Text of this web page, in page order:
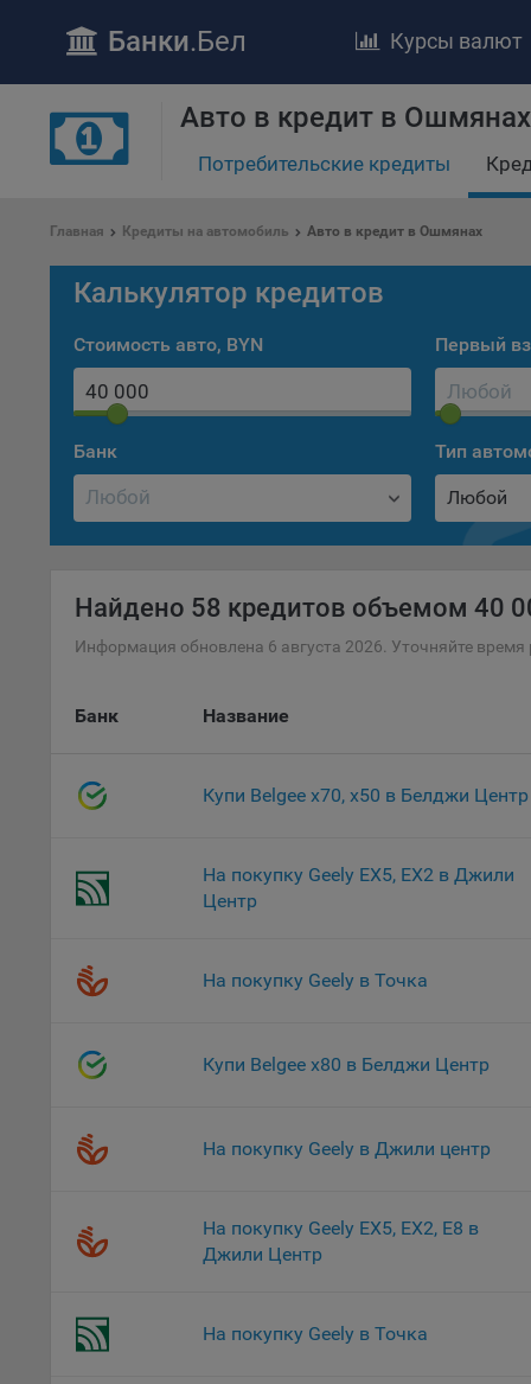
Банки.Бел Курсы валют
Авто в кредит в Ошмянах
Потребительские кредиты
Главная Кредиты на автомобиль Авто в кредит в Ошмянах
Калькулятор кредитов
Стоимость авто, BYN Первый
Банк Тип
Любой
Найдено 58 кредитов объемом 40
Информация обновлена 6 августа 2026. Уточняйте время
Банк Название
Купи Belgee х70, х50 в Белджи Центр
На покупку Geely EX5, EX2 в Джили
Центр
На покупку Geely в Точка
Купи Belgee х80 в Белджи Центр
На покупку Geely в Джили центр
На покупку Geely EX5, EX2, E8 в
Джили Центр
На покупку Geely в Точка